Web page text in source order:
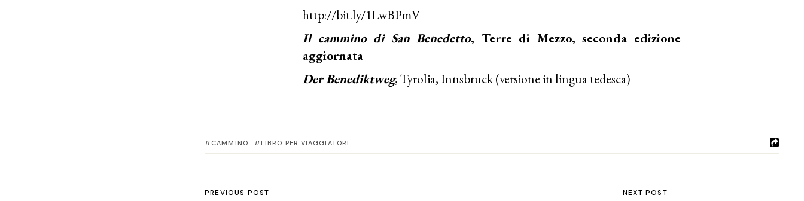
http://bit.ly/1LwBPmV
Il cammino di San Benedetto, Terre di Mezzo, seconda edizione
aggiornata
Der Benediktweg, Tyrolia, Innsbruck (versione in lingua tedesca)
CAMMINO LIBRO PER VIAGGIATORI
PREVIOUS POST NEXT POST